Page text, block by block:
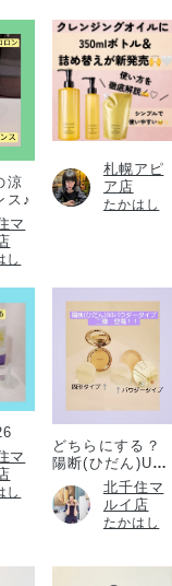
涼
ス♪
マ
し
札幌アピ
ア店
たかはし
マ
し
どちらにする？
陽断(ひだん)UV
パウダー北千住マ
ルイ店
たかはし